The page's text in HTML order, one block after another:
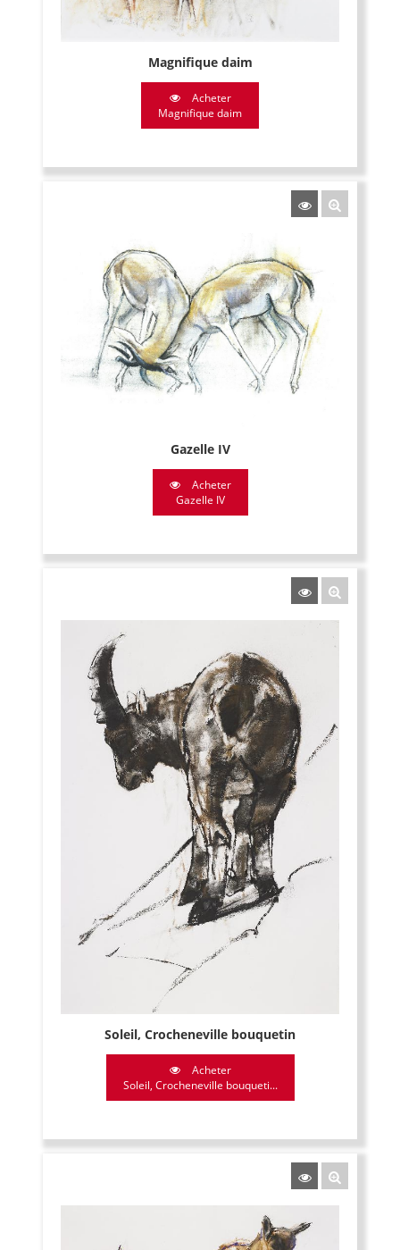
Magnifique daim
Acheter
Magnifique daim
Gazelle IV
Acheter
Gazelle IV
Soleil, Crocheneville bouquetin
Acheter
Soleil, Crocheneville bouqueti...